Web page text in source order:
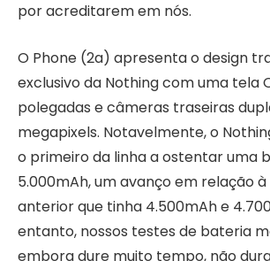
por acreditarem em nós.
O Phone (2a) apresenta o design
exclusivo da Nothing com uma tela
polegadas e câmeras traseiras
megapixels. Notavelmente, o
o primeiro da linha a ostentar uma
5.000mAh, um avanço em relação
anterior que tinha 4.500mAh e
entanto, nossos testes de bateria
embora dure muito tempo, não